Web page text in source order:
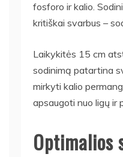
fosforo ir kalio.
kritiškai svarbus –
Laikykitės 15 cm
sodinimą patartina
mirkyti kalio
apsaugoti nuo ligų ir
Optimalios